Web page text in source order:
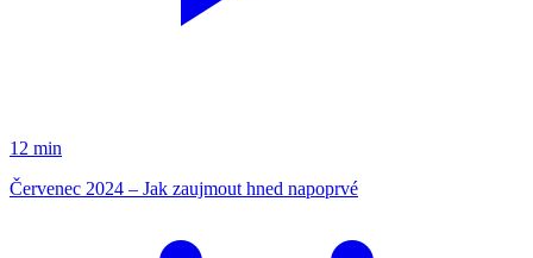
12 min
Červenec 2024 – Jak zaujmout hned napoprvé